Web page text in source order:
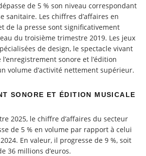
de 5 % son niveau correspondant
sanitaire. Les chiffres d’affaires en
de la presse sont significativement
du troisième trimestre 2019. Les jeux
de design, le spectacle vivant
sonore et l’édition
volume d’activité nettement supérieur.
SONORE ET ÉDITION MUSICALE
2025, le chiffre d’affaires du secteur
de 5 % en volume par rapport à celui
En valeur, il progresse de 9 %, soit
36 millions d’euros.